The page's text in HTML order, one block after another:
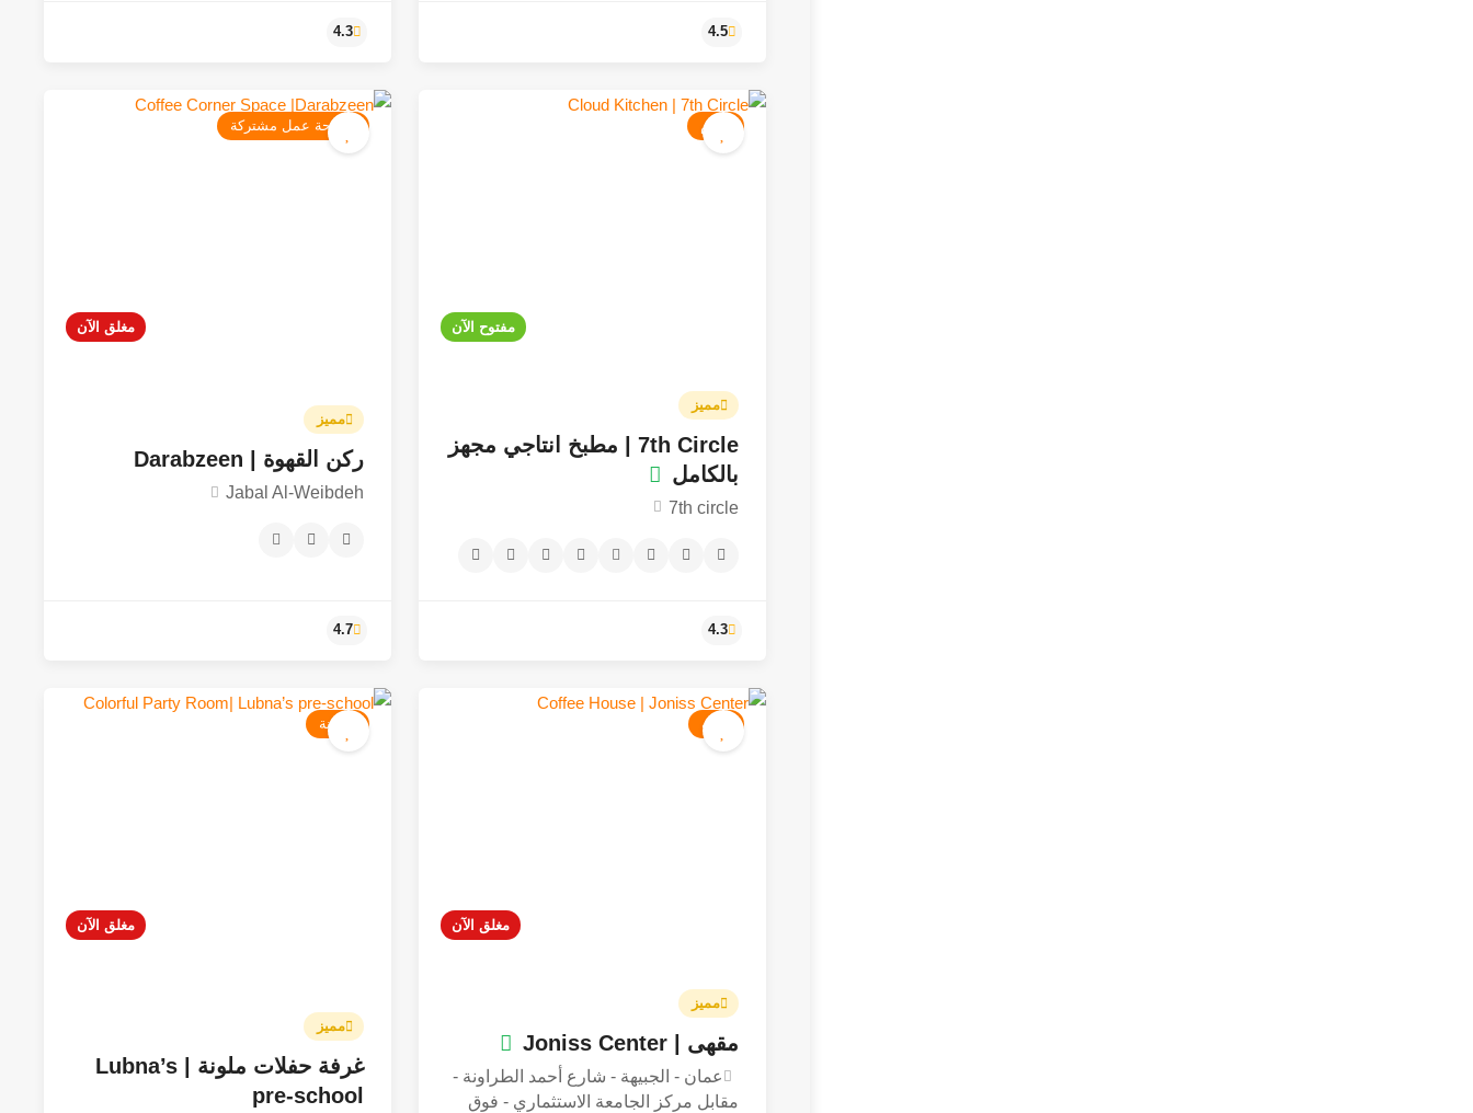
مفتوح الآن
طعام
مميز
7th Circle | مطبخ انتاجي مجهز
بالكامل
7th circle
مغلق الآن
مساحة عمل مشتركة
مميز
ركن القهوة | Darabzeen
Jabal Al-Weibdeh
مغلق الآن
كافيه
مميز
مقهى | Joniss Center
عمان - الجبيهة - شارع أحمد الطراونة -
مقابل مركز الجامعة الاستثماري - فوق
مغلق الآن
حضانة
مميز
غرفة حفلات ملونة | Lubna’s
pre-school